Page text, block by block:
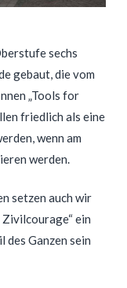
sechs
gebaut, die vom
„Tools for
friedlich als eine
wenn am
werden.
setzen auch wir
Zivilcourage“ ein
des Ganzen sein